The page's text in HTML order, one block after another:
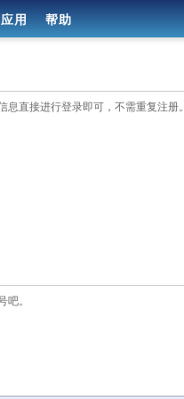
应用 帮助
直接进行登录即可，不需重复注册。
吧。